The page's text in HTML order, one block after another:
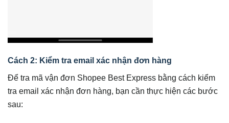
Cách 2: Kiểm tra email xác nhận đơn hàng
Để tra mã vận đơn Shopee Best Express bằng cách kiểm
tra email xác nhận đơn hàng, bạn cần thực hiện các bước
sau: